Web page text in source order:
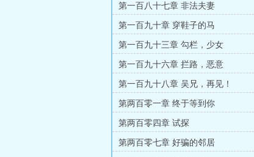
第一百八十七章 非法夫妻
第一百九十章 穿鞋子的马
第一百九十三章 勾栏，少女
第一百九十六章 拦路，恶意
第一百九十八章 吴兄，再见！
第两百零一章 终于等到你
第两百零四章 试探
第两百零七章 好骗的邻居